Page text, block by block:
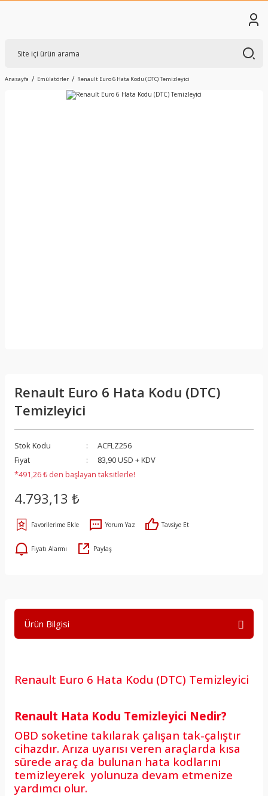
Anasayfa Emülatörler Renault Euro 6 Hata Kodu (DTC) Temizleyici
Renault Euro 6 Hata Kodu (DTC)
Temizleyici
Stok Kodu
ACFLZ256
Fiyat
83,90 USD + KDV
*491,26 ₺ den başlayan taksitlerle!
4.793,13 ₺
Yorum Yaz Tavsiye Et
Fiyatı Alarmı Paylaş
Ürün Bilgisi
Renault Euro 6 Hata Kodu (DTC) Temizleyici
Renault Hata Kodu Temizleyici Nedir?
OBD soketine takılarak çalışan tak-çalıştır
cihazdır. Arıza uyarısı veren araçlarda kısa
sürede araç da bulunan hata kodlarını
temizleyerek yolunuza devam etmenize
yardımcı olur.